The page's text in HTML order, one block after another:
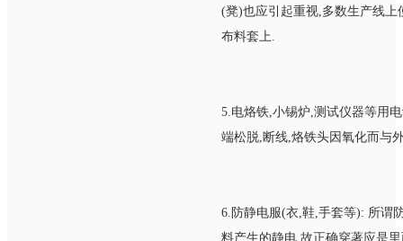
(凳)也应引起重视,多数生产线
布料套上.
5.电烙铁,小锡炉,测试仪器等用
端松脱,断线,烙铁头因氧化而与
6.防静电服(衣,鞋,手套等): 所谓
料产生的静电.故正确穿著应是